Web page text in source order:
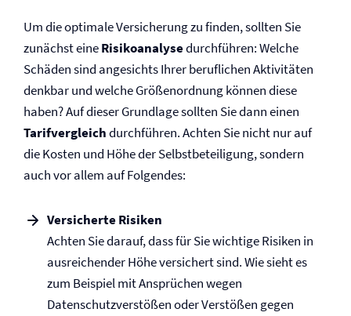
Um die optimale Versicherung zu finden, sollten Sie
zunächst eineRisikoanalysedurchführen: Welche
Schäden sind angesichts Ihrer beruflichen Aktivitäten
denkbar und welche Größenordnung können diese
haben? Auf dieser Grundlage sollten Sie dann einen
Tarifvergleichdurchführen. Achten Sie nicht nur auf
die Kosten und Höhe der Selbst­beteiligung, sondern
auch vor allem auf Folgendes:
Versicherte Risiken
Achten Sie darauf, dass für Sie wichtige Risiken in
ausreichender Höhe versichert sind. Wie sieht es
zum Beispiel mit Ansprüchen wegen
Datenschutzverstößen oder Verstößen gegen